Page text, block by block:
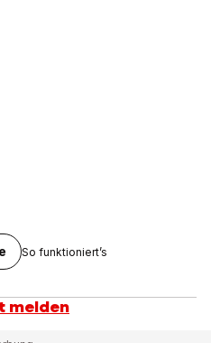
So funktioniert’s
melden